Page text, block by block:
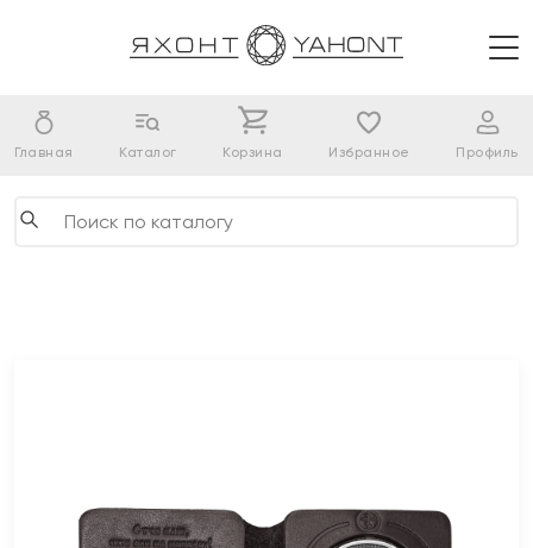
Главная Каталог Корзина Избранное Профиль